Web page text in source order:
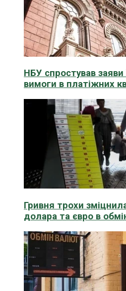
НБУ спростував
вимоги в платіжних
Гривня трохи
долара та євро в